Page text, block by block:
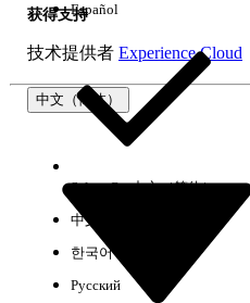
获得支持
技术提供者 Experience Cloud
中文（简体）
Español
Select Org中文（简体）
中文（繁体）
한국어
Русский